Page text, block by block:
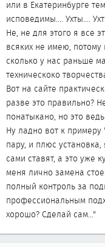
или в Екатеринбурге
исповедимы.... Ухты....
Не, не для этого я все
всяких не имею,
сколько у нас раньше
техническоко
Вот на сайте
разве это правильно?
понатыкано, но это
Ну ладно вот к примеру
пару, и плюс
сами ставят, а это уже
меня лично замена
полный контроль за
профессиональным
хорошо? Сделай сам..."